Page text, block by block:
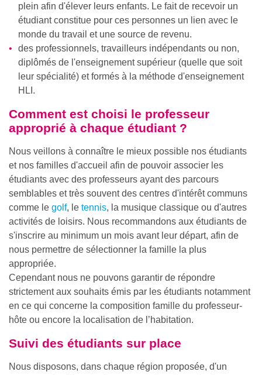
plein afin d'élever leurs enfants. Le fait de recevoir un
étudiant constitue pour ces personnes un lien avec le
monde du travail et une source de revenu.
des professionnels, travailleurs indépendants ou non,
diplômés de l'enseignement supérieur (quelle que soit
leur spécialité) et formés à la méthode d'enseignement
HLI.
Comment est choisi le professeur
approprié à chaque étudiant ?
Nous veillons à connaître le mieux possible nos étudiants
et nos familles d'accueil afin de pouvoir associer les
étudiants avec des professeurs ayant des parcours
semblables et très souvent des centres d'intérêt communs
comme le golf, le tennis, la musique classique ou d'autres
activités de loisirs. Nous recommandons aux étudiants de
s'inscrire au minimum un mois avant leur départ, afin de
nous permettre de sélectionner la famille la plus
appropriée.
Cependant nous ne pouvons garantir de répondre
strictement aux souhaits émis par les étudiants notamment
en ce qui concerne la composition famille du professeur-
hôte ou encore la localisation de l’habitation.
Suivi des étudiants sur place
Nous disposons, dans chaque région proposée, d'un